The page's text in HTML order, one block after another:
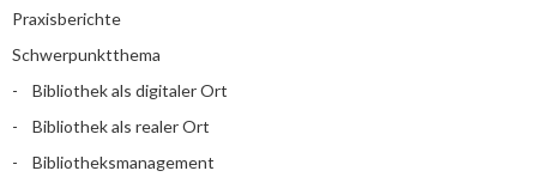
Praxisberichte
Schwerpunktthema
Bibliothek als digitaler Ort
Bibliothek als realer Ort
Bibliotheksmanagement